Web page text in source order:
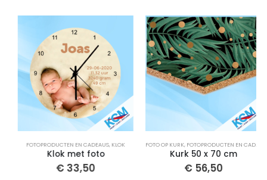
PRODUCT OVERZICHT
FOTOPRODUCTEN EN CADEAUS,KLOK
Klok met foto
€33,50
FOTO OP KURK,FOTOPRODUCTEN EN CADEAUS
Kurk 50 x 70 cm
€56,50